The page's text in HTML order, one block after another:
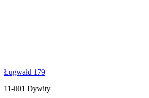
Ługwałd 179
11-001 Dywity